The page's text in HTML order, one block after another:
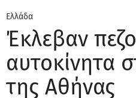
Ελλάδα
Έκλεβαν
αυτοκίνητα
της Αθήνας